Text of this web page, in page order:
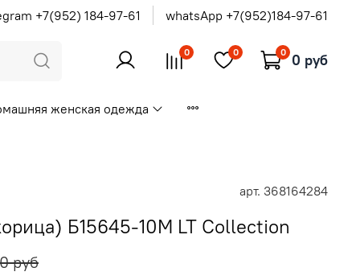
+7(952) 184-97-61 whatsApp +7(952)184-97-61
0 0 0 0 руб
женская одежда
арт. 368164284
Б15645-10М LT Collection
руб